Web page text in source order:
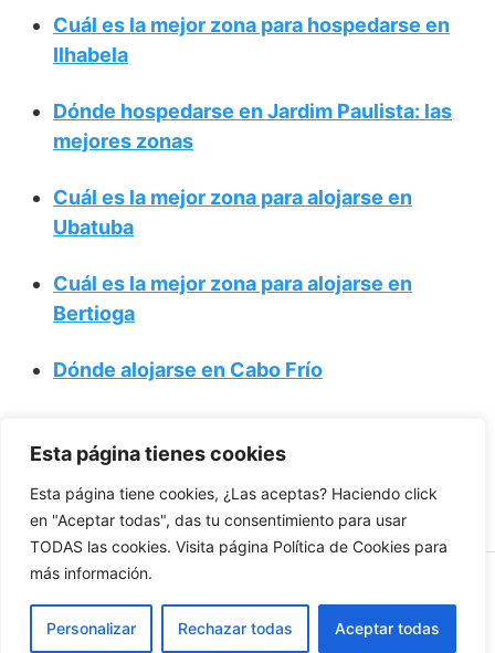
Esta página tienes cookies
Esta página tiene cookies, ¿Las aceptas? Haciendo click
en "Aceptar todas", das tu consentimiento para usar
TODAS las cookies. Visita página Política de Cookies para
más información.
Personalizar Rechazar todas Aceptar todas
Cuál es la mejor zona para hospedarse en
Ilhabela
Dónde hospedarse en Jardim Paulista: las
mejores zonas
Cuál es la mejor zona para alojarse en
Ubatuba
Cuál es la mejor zona para alojarse en
Bertioga
Dónde alojarse en Cabo Frío
zonas
dondehospedarse.net